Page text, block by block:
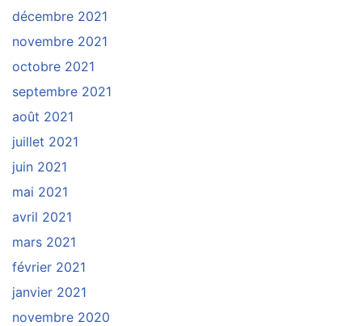
décembre 2021
novembre 2021
octobre 2021
septembre 2021
août 2021
juillet 2021
juin 2021
mai 2021
avril 2021
mars 2021
février 2021
janvier 2021
novembre 2020